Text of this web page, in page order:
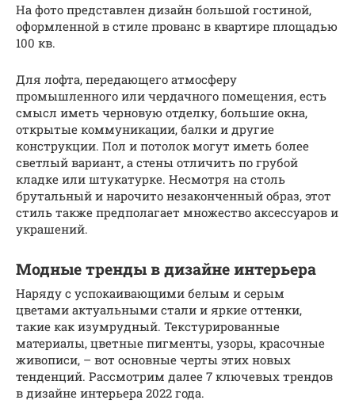
На фото представлен дизайн большой гостиной,
оформленной в стиле прованс в квартире площадью
100 кв.
Для лофта, передающего атмосферу
промышленного или чердачного помещения, есть
смысл иметь черновую отделку, большие окна,
открытые коммуникации, балки и другие
конструкции. Пол и потолок могут иметь более
светлый вариант, а стены отличить по грубой
кладке или штукатурке. Несмотря на столь
брутальный и нарочито незаконченный образ, этот
стиль также предполагает множество аксессуаров и
украшений.
Модные тренды в дизайне интерьера
Наряду с успокаивающими белым и серым
цветами актуальными стали и яркие оттенки,
такие как изумрудный. Текстурированные
материалы, цветные пигменты, узоры, красочные
живописи, – вот основные черты этих новых
тенденций. Рассмотрим далее 7 ключевых трендов
в дизайне интерьера 2022 года.